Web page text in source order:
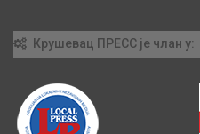
Крушевац ПРЕСС је члан у: